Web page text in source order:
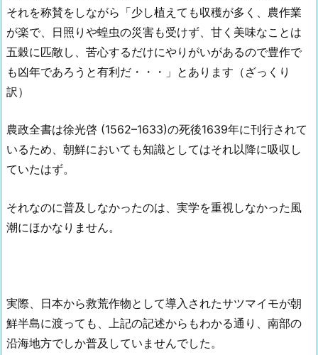
それを称賛をしながら「少し植えても収穫が多く、農作業
が楽で、日照りや蝗虫の災害も受けず、甘く美味なことは
五穀に匹敵し、苦心するだけにやりがいがあるので豊作で
も凶年であろうと有利だ・・・」とあります（ざっくり
訳）
農政全書は徐光啓 (1562–1633)の死後1639年に刊行されて
いるため、朝鮮においても知識としてはそれ以降に吸収し
ていたはず。
それなのに普及しなかったのは、実学を重視しなかった風
潮にほかなりません。
実際、日本から救荒作物として導入されたサツマイモが朝
鮮半島に渡っても、上記の記述からもわかる通り、南部の
沿海地方でしか普及していませんでした。